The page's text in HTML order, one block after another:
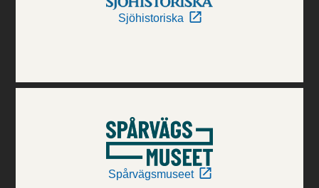
Sjöhistoriska
Spårvägsmuseet